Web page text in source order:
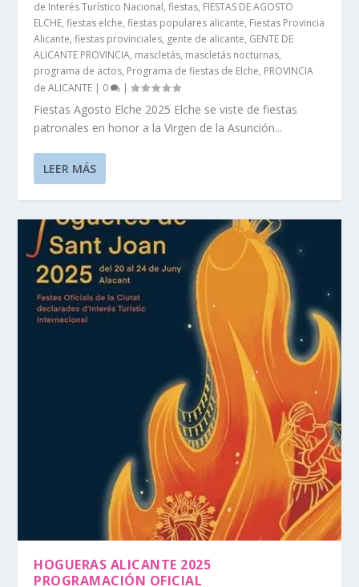
de Interés Turístico Nacional,fiestas, FIESTAS DE AGOSTO
ELCHE,fiestas elche,fiestas populares alicante, Fiestas Provincia
Alicante,fiestas provinciales, gente de alicante, GENTE DE
ALICANTE PROVINCIA, mascletás, mascletás nocturnas,
programa de actos, Programa de fiestas de Elche, PROVINCIA
de ALICANTE | 0 |
Fiestas Agosto Elche 2025 Elche se viste de fiestas
patronales en honor a la Virgen de la Asunción...
LEER MÁS
HOGUERAS ALICANTE 2025
PROGRAMACIÓN OFICIAL